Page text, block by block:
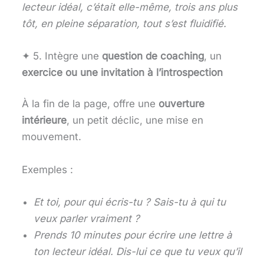
lecteur idéal, c’était elle-même, trois ans plus
tôt, en pleine séparation, tout s’est fluidifié.
✦ 5. Intègre une question de coaching, un
exercice ou une invitation à l’introspection
À la fin de la page, offre une ouverture
intérieure, un petit déclic, une mise en
mouvement.
Exemples :
Et toi, pour qui écris-tu ? Sais-tu à qui tu
veux parler vraiment ?
Prends 10 minutes pour écrire une lettre à
ton lecteur idéal. Dis-lui ce que tu veux qu’il